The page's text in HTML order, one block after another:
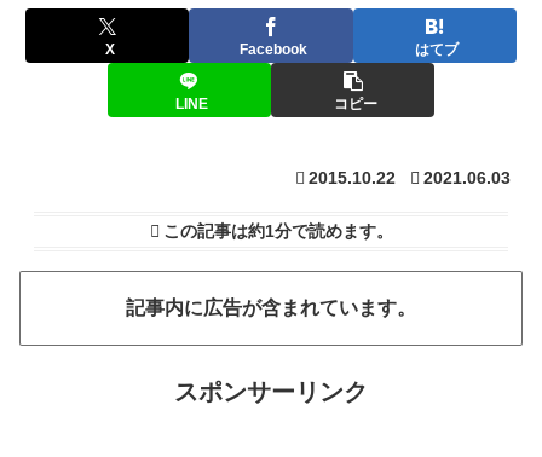
X Facebook はてブ
LINE コピー
2015.10.22 2021.06.03
この記事は約1分で読めます。
記事内に広告が含まれています。
スポンサーリンク